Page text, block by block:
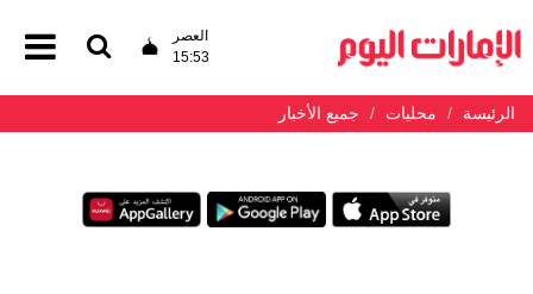
العصر
15:53
الرئيسة محليات جميع الأخبار